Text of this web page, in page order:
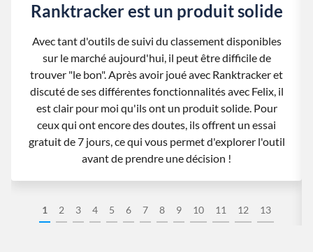
1 2 3 4 5 6 7 8 9 10 11 12 13
Ranktracker est un produit solide
Avec tant d'outils de suivi du classement disponibles
sur le marché aujourd'hui, il peut être difficile de
trouver "le bon". Après avoir joué avec Ranktracker et
discuté de ses différentes fonctionnalités avec Felix, il
est clair pour moi qu'ils ont un produit solide. Pour
ceux qui ont encore des doutes, ils offrent un essai
gratuit de 7 jours, ce qui vous permet d'explorer l'outil
avant de prendre une décision !